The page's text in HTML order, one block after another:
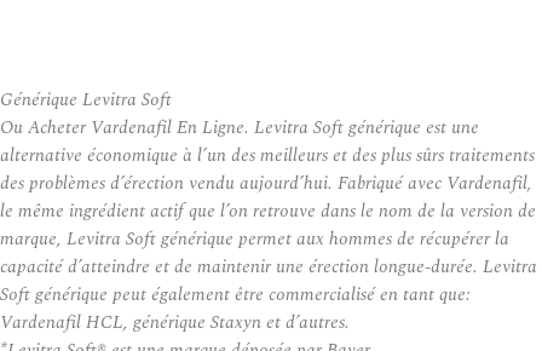
Générique Levitra Soft
Ou Acheter Vardenafil En Ligne. Levitra Soft générique est une
alternative économique à l’un des meilleurs et des plus sûrs traitements
des problèmes d’érection vendu aujourd’hui. Fabriqué avec Vardenafil,
le même ingrédient actif que l’on retrouve dans le nom de la version de
marque, Levitra Soft générique permet aux hommes de récupérer la
capacité d’atteindre et de maintenir une érection longue-durée. Levitra
Soft générique peut également être commercialisé en tant que:
Vardenafil HCL, générique Staxyn et d’autres.